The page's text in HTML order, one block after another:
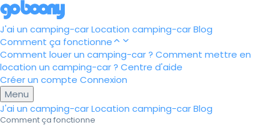
J'ai un camping-carLocation camping-carBlog
Comment ça fonctionne
Comment louer un camping-car ? Comment mettre en
location un camping-car ? Centre d'aide
Créer un compte Connexion
Menu
J'ai un camping-carLocation camping-carBlog
Comment ça fonctionne